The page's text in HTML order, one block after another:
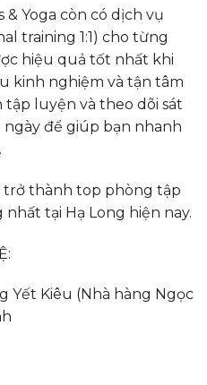
& Yoga còn có dịch vụ
training 1:1) cho từng
hiệu quả tốt nhất khi
kinh nghiệm và tận tâm
luyện và theo dõi sát
để giúp bạn nhanh
trở thành top phòng tập
tại Hạ Long hiện nay.
Yết Kiêu (Nhà hàng Ngọc